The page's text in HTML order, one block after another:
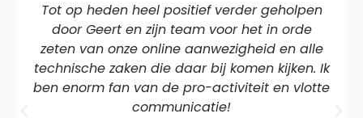
Tot op heden heel positief verder geholpen
door Geert en zijn team voor het in orde
zeten van onze online aanwezigheid en alle
technische zaken die daar bij komen kijken. Ik
ben enorm fan van de pro-activiteit en vlotte
communicatie!